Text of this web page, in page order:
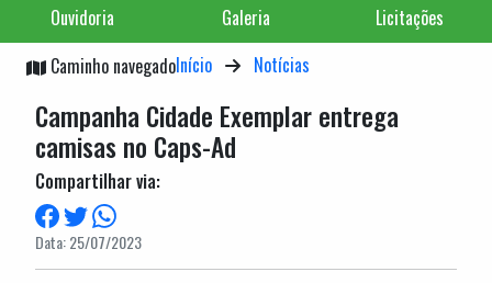
Ouvidoria Galeria
Licitações
Caminho navegadoInício Notícias
Campanha Cidade Exemplar entrega
camisas no Caps-Ad
Compartilhar via:
Data: 25/07/2023